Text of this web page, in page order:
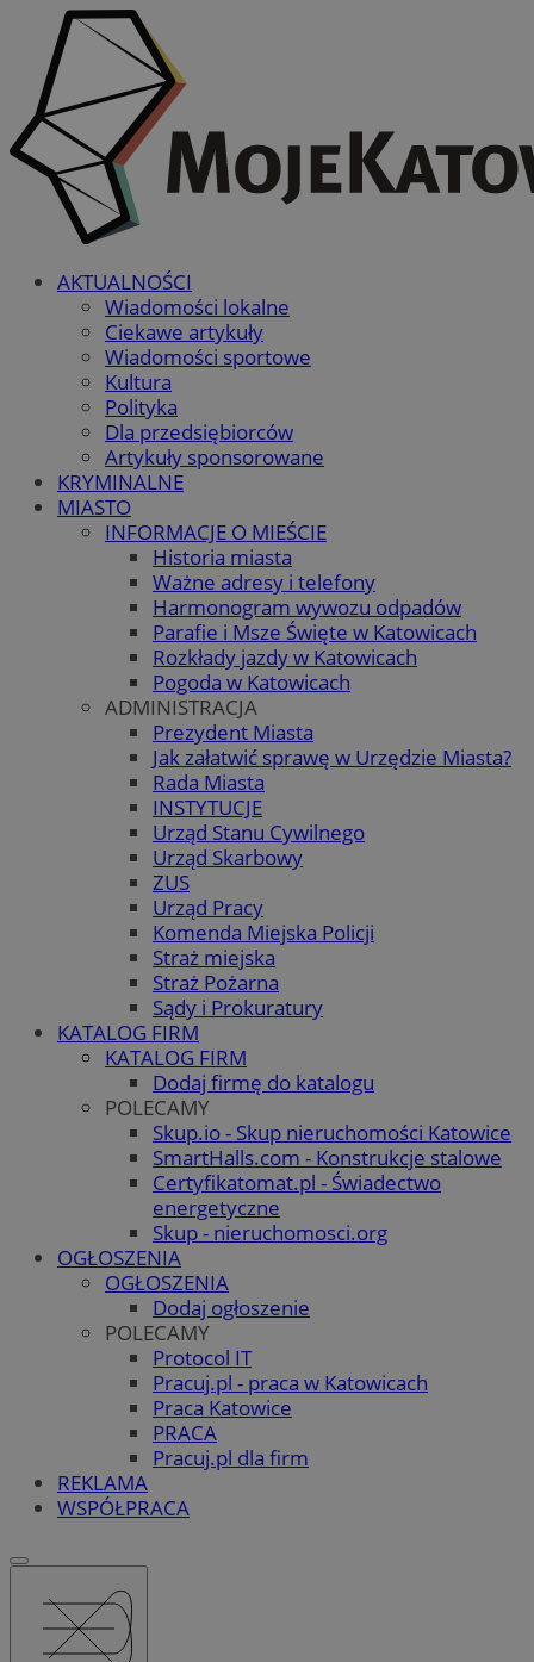
AKTUALNOŚCI
Wiadomości lokalne
Ciekawe artykuły
Wiadomości sportowe
Kultura
Polityka
Dla przedsiębiorców
Artykuły sponsorowane
KRYMINALNE
MIASTO
INFORMACJE O MIEŚCIE
Historia miasta
Ważne adresy i telefony
Harmonogram wywozu odpadów
Parafie i Msze Święte w Katowicach
Rozkłady jazdy w Katowicach
Pogoda w Katowicach
ADMINISTRACJA
Prezydent Miasta
Jak załatwić sprawę w Urzędzie Miasta?
Rada Miasta
INSTYTUCJE
Urząd Stanu Cywilnego
Urząd Skarbowy
ZUS
Urząd Pracy
Komenda Miejska Policji
Straż miejska
Straż Pożarna
Sądy i Prokuratury
KATALOG FIRM
KATALOG FIRM
Dodaj firmę do katalogu
POLECAMY
Skup.io - Skup nieruchomości Katowice
SmartHalls.com - Konstrukcje stalowe
Certyfikatomat.pl - Świadectwo
energetyczne
Skup - nieruchomosci.org
OGŁOSZENIA
OGŁOSZENIA
Dodaj ogłoszenie
POLECAMY
Protocol IT
Pracuj.pl - praca w Katowicach
Praca Katowice
PRACA
Pracuj.pl dla firm
REKLAMA
WSPÓŁPRACA